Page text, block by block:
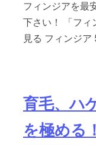
フィンジアを最
下さい！ 「フィ
見る フィンジア
育毛、ハ
を極める！